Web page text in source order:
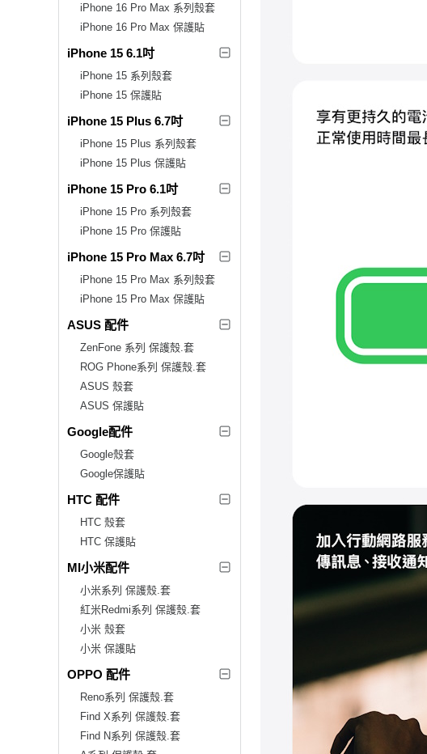
iPhone 16 Pro Max 系列殼套
iPhone 16 Pro Max 保護貼
iPhone 15 6.1吋
iPhone 15 系列殼套
iPhone 15 保護貼
iPhone 15 Plus 6.7吋
iPhone 15 Plus 系列殼套
iPhone 15 Plus 保護貼
iPhone 15 Pro 6.1吋
iPhone 15 Pro 系列殼套
iPhone 15 Pro 保護貼
iPhone 15 Pro Max 6.7吋
iPhone 15 Pro Max 系列殼套
iPhone 15 Pro Max 保護貼
ASUS 配件
ZenFone 系列 保護殼.套
ROG Phone系列 保護殼.套
ASUS 殼套
ASUS 保護貼
Google配件
Google殼套
Google保護貼
HTC 配件
HTC 殼套
HTC 保護貼
MI小米配件
小米系列 保護殼.套
紅米Redmi系列 保護殼.套
小米 殼套
小米 保護貼
OPPO 配件
Reno系列 保護殼.套
Find X系列 保護殼.套
Find N系列 保護殼.套